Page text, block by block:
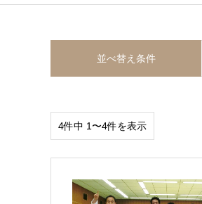
並べ替え条件
4件中 1〜4件を表示